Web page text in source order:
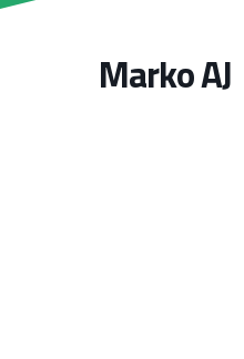
Marko AJ